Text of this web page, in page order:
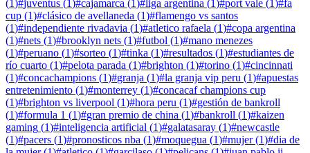
(1 )#juventus (1 )#cajamarca (1 )# liga argentina (1 )#port vale (1 )#fa
cup (1)#clásico de avellaneda (1)#flamengo vs santos
(1)#independiente rivadavia (1)#atletico rafaela (1)#copa argentina
(1)#nets (1)#brooklyn nets (1)#futbol (1)#mano menezes
(1)#peruano (1)#sorteo (1)#tinka (1)#resultados (1)#estudiantes de
río cuarto (1)#pelota parada (1)#brighton (1)#torino (1)#cincinnati
(1)#concachampions (1)#granja (1)#la granja vip peru (1)#apuestas
entretenimiento (1)#monterrey (1)#concacaf champions cup
(1)#brighton vs liverpool (1)#hora peru (1)#gestión de bankroll
(1)#formula 1 (1)#gran premio de china (1)#bankroll (1)#kaizen
gaming (1)#inteligencia artificial (1)#galatasaray (1)#newcastle
(1)#pacers (1)#pronosticos nba (1)#moquegua (1)#mujer(1)#dia de